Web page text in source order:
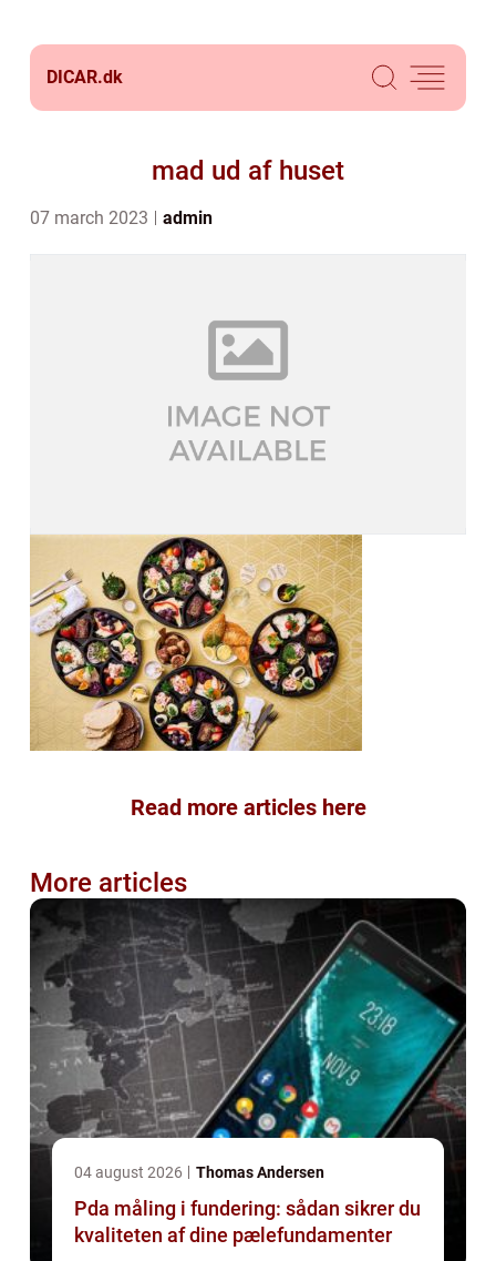
DICAR.dk
mad ud af huset
07 march 2023 admin
Read more articles here
More articles
04 august 2026 Thomas Andersen
Pda måling i fundering: sådan sikrer du
kvaliteten af dine pælefundamenter